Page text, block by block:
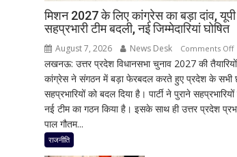
मिशन 2027 के लिए कांग्रेस का बड़ा दांव, यूपी
सहप्रभारी टीम बदली, नई जिम्मेदारियां घोषित
August 7, 2026 News Desk Comments Offon
लखनऊ: उत्तर प्रदेश विधानसभा चुनाव 2027 की
कांग्रेस ने संगठन में बड़ा फेरबदल करते हुए प्रदेश के सभी
सहप्रभारियों को बदल दिया है। पार्टी ने पुराने
नई टीम का गठन किया है। इसके साथ ही उत्तर प्रदेश
पाल गौतम...
राजनीति